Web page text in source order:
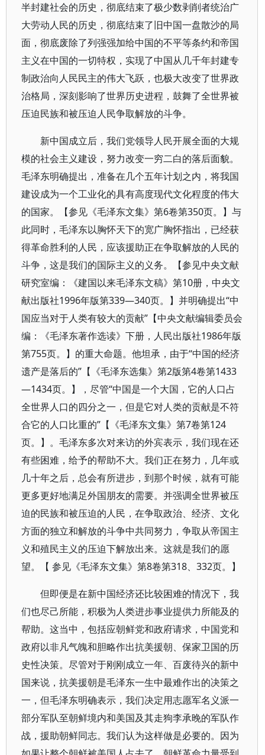
半封建社会的历史，彻底结束了极少数剥削者统治广
大劳动人民的历史，彻底结束了旧中国一盘散沙的局
面，彻底废除了列强强加给中国的不平等条约和帝国
主义在中国的一切特权，实现了中国从几千年封建专
制政治向人民民主的伟大飞跃，也极大改变了世界政
治格局，深刻影响了世界历史进程，鼓舞了全世界被
压迫民族和被压迫人民争取解放的斗争。
新中国成立后，我们党领导人民开展全面的大规
模的社会主义建设，努力改变一穷二白的落后面貌。
毛泽东明确提出，准备在几个五年计划之内，将我国
建设成为一个工业化的具有高度现代文化程度的伟大
的国家。【参见《毛泽东文集》第6卷第350页。】与
此同时，毛泽东以胸怀天下的宽广胸怀指出，已经获
得革命胜利的人民，应该援助正在争取解放的人民的
斗争，这是我们的国际主义的义务。【参见中央文献
研究室编：《建国以来毛泽东文稿》第10册，中央文
献出版社1996年版第339—340页。】并明确提出“中
国应当对于人类有较大的贡献”【中央文献编辑委员会
编：《毛泽东著作选读》下册，人民出版社1986年版
第755页。】的重大命题。他坦承，由于“中国的经济
遗产是落后的”【《毛泽东选集》第2版第4卷第1433
—1434页。】，尽管“中国是一个大国，它的人口占
全世界人口的四分之一，但是它对人类的贡献是不符
合它的人口比重的”【《毛泽东文集》第7卷第124
页。】。毛泽东多次对来访的外宾表示，我们现在还
有些困难，给予的帮助不大。我们正在努力，几年或
几十年之后，总会有所进步，到那个时候，就有可能
更多更好地满足外国朋友的需要。并强调全世界被压
迫的民族和被压迫的人民，在争取政治、经济、文化
方面的独立和解放的斗争中共同努力，争取从帝国主
义和殖民主义的压迫下解放出来。这就是我们的愿
望。【 参见《毛泽东文集》第8卷第318、332页。】
但即便是在新中国经济还比较困难的情况下，我
们也尽己所能，积极为人类进步事业提供力所能及的
帮助。这当中，包括应朝鲜党和政府请求，中国党和
政府以非凡气魄和胆略作出抗美援朝、保家卫国的历
史性决策。尽管对于刚刚成立一年、百废待兴的新中
国来说，抗美援朝是毛泽东一生中最难作出的决策之
一，但毛泽东明确表示，我们决定用志愿军名义派一
部分军队至朝鲜境内和美国及其走狗李承晚的军队作
战，援助朝鲜同志。我们认为这样做是必要的。因为